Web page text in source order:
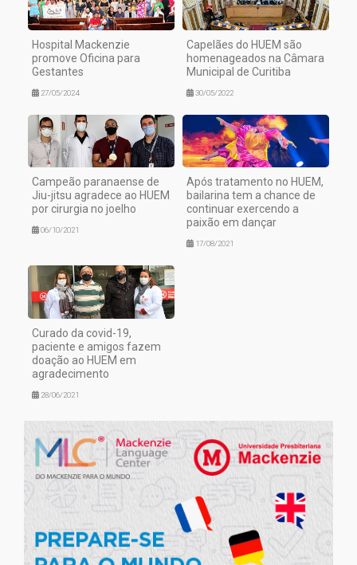
Hospital Mackenzie
promove Oficina para
Gestantes
27/05/2024
Capelães do HUEM são
homenageados na Câmara
Municipal de Curitiba
30/05/2022
Campeão paranaense de
Jiu-jitsu agradece ao HUEM
por cirurgia no joelho
06/10/2021
Após tratamento no HUEM,
bailarina tem a chance de
continuar exercendo a
paixão em dançar
17/08/2021
Curado da covid-19,
paciente e amigos fazem
doação ao HUEM em
agradecimento
28/06/2021